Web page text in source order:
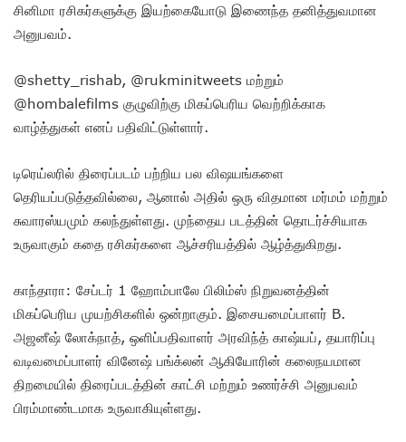
சினிமா ரசிகர்களுக்கு இயற்கையோடு இணைந்த தனித்துவமான
அனுபவம்.
@shetty_rishab, @rukminitweets மற்றும்
@hombalefilms குழுவிற்கு மிகப்பெரிய வெற்றிக்காக
வாழ்த்துகள் எனப் பதிவிட்டுள்ளார்.
டிரெய்லரில் திரைப்படம் பற்றிய பல விஷயங்களை
தெரியப்படுத்தவில்லை, ஆனால் அதில் ஒரு விதமான மர்மம் மற்றும்
சுவாரஸ்யமும் கலந்துள்ளது. முந்தைய படத்தின் தொடர்ச்சியாக
உருவாகும் கதை ரசிகர்களை ஆச்சரியத்தில் ஆழ்த்துகிறது.
காந்தாரா: சேப்டர் 1 ஹோம்பாலே பிலிம்ஸ் நிறுவனத்தின்
மிகப்பெரிய முயற்சிகளில் ஒன்றாகும். இசையமைப்பாளர் B.
அஜனீஷ் லோக்நாத், ஒளிப்பதிவாளர் அரவிந்த் காஷ்யப், தயாரிப்பு
வடிவமைப்பாளர் வினேஷ் பங்க்லன் ஆகியோரின் கலைநயமான
திறமையில் திரைப்படத்தின் காட்சி மற்றும் உணர்ச்சி அனுபவம்
பிரம்மாண்டமாக உருவாகியுள்ளது.